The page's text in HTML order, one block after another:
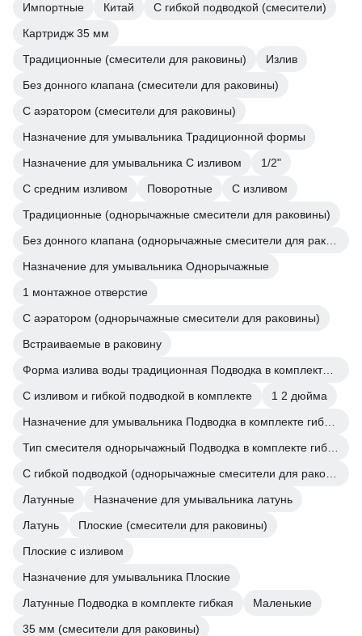
Импортные Китай
С гибкой подводкой (смесители)
Картридж 35 мм
Традиционные (смесители для раковины)
Излив
Без донного клапана (смесители для раковины)
С аэратором (смесители для раковины)
Назначение для умывальника Традиционной формы
Назначение для умывальника С изливом
1/2"
С средним изливом
Поворотные
С изливом
Традиционные (однорычажные смесители для раковины)
Назначение для умывальника Однорычажные
1 монтажное отверстие
С аэратором (однорычажные смесители для раковины)
Встраиваемые в раковину
Форма излива воды традиционная Подводка в комплекте гибкая
С изливом и гибкой подводкой в комплекте
1 2 дюйма
Латунные
Назначение для умывальника латунь
Латунь
Плоские (смесители для раковины)
Плоские с изливом
Назначение для умывальника Плоские
Латунные Подводка в комплекте гибкая
Маленькие
35 мм (смесители для раковины)